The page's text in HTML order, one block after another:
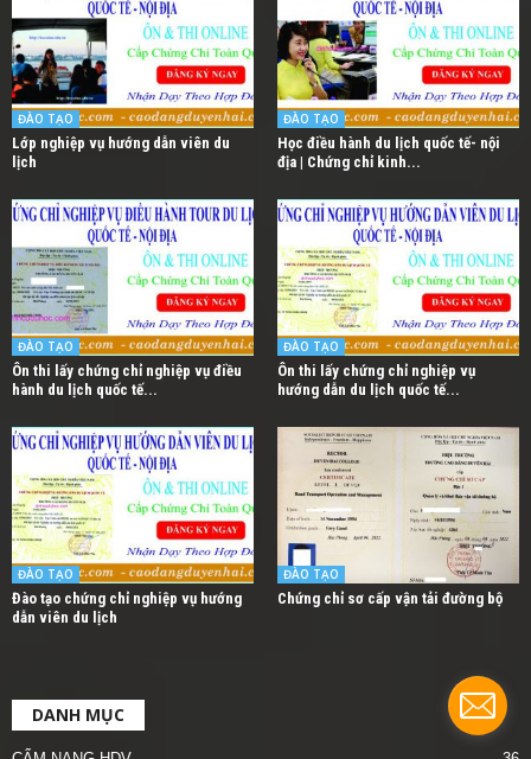
ĐÀO TẠO
Lớp nghiệp vụ hướng dẫn viên du
lịch
ĐÀO TẠO
Học điều hành du lịch quốc tế- nội
địa | Chứng chỉ kinh...
ĐÀO TẠO
Ôn thi lấy chứng chỉ nghiệp vụ điều
hành du lịch quốc tế...
ĐÀO TẠO
Ôn thi lấy chứng chỉ nghiệp vụ
hướng dẫn du lịch quốc tế...
ĐÀO TẠO
Đào tạo chứng chỉ nghiệp vụ hướng
dẫn viên du lịch
ĐÀO TẠO
Chứng chỉ sơ cấp vận tải đường bộ
DANH MỤC